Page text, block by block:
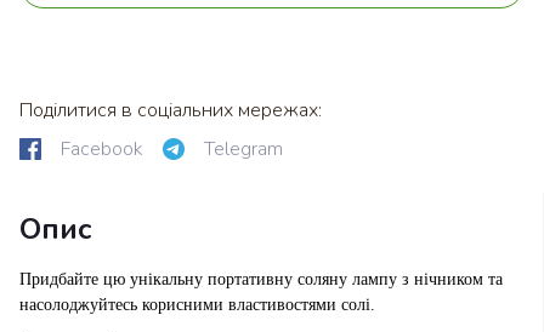
Поділитися в соціальних мережах:
Facebook
Telegram
Опис
Придбайте цю унікальну портативну соляну лампу з нічником та
насолоджуйтесь корисними властивостями солі.